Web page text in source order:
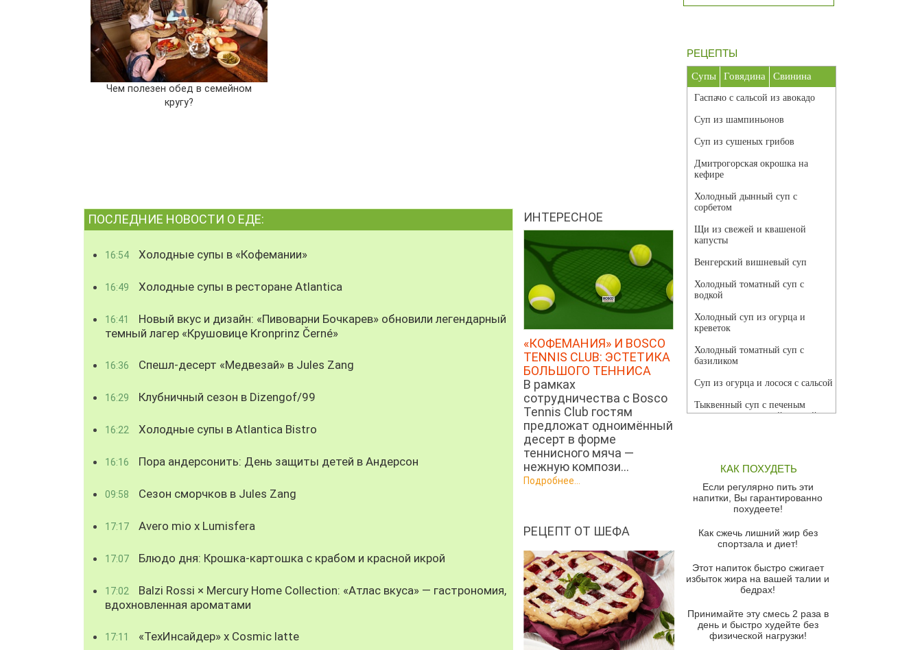
Чем полезен обед в семейном
кругу?
ПОСЛЕДНИЕ НОВОСТИ О ЕДЕ:
16:54 Холодные супы в «Кофемании»
16:49 Холодные супы в ресторане Atlantica
16:41
Новый вкус и дизайн: «Пивоварни Бочкарев» обновили легендарный
темный лагер «Крушовице Kronprinz Černé»
16:36 Спешл-десерт «Медвезай» в Jules Zang
16:29 Клубничный сезон в Dizengof/99
16:22 Холодные супы в Atlantica Bistro
16:16 Пора андерсонить: День защиты детей в Андерсон
09:58 Сезон сморчков в Jules Zang
17:17 Avero mio x Lumisfera
17:07 Блюдо дня: Крошка-картошка с крабом и красной икрой
17:02
Balzi Rossi × Mercury Home Collection: «Атлас вкуса» — гастрономия,
вдохновленная ароматами
17:11 «ТехИнсайдер» х Cosmic latte
ИНТЕРЕСНОЕ
«КОФЕМАНИЯ» И BOSCO
TENNIS CLUB: ЭСТЕТИКА
БОЛЬШОГО ТЕННИСА
В рамках
сотрудничества с Bosco
Tennis Club гостям
предложат одноимённый
десерт в форме
теннисного мяча —
нежную компози...
Подробнее...
РЕЦЕПТ ОТ ШЕФА
РЕЦЕПТЫ
Супы Говядина Свинина
Гаспачо с сальсой из авокадо
Суп из шампиньонов
Суп из сушеных грибов
Дмитрогорская окрошка на
кефире
Холодный дынный суп с
сорбетом
Щи из свежей и квашеной
капусты
Венгерский вишневый суп
Холодный томатный суп с
водкой
Холодный суп из огурца и
креветок
Холодный томатный суп с
базиликом
Суп из огурца и лосося с сальсой
Тыквенный суп с печеным
чесноком и томатной сальсой
красного перца
Парижский луковый суп
Суп из спаржи и горошка с
Суп-крем из цветной капусты
Французский луковый суп
Суп из баклажанов с моцареллой
Грибной крем-суп с кростини с
козьим сыром
КАК ПОХУДЕТЬ
Если регулярно пить эти
напитки, Вы гарантированно
похудеете!
Как сжечь лишний жир без
спортзала и диет!
Этот напиток быстро сжигает
избыток жира на вашей талии и
бедрах!
Принимайте эту смесь 2 раза в
день и быстро худейте без
физической нагрузки!